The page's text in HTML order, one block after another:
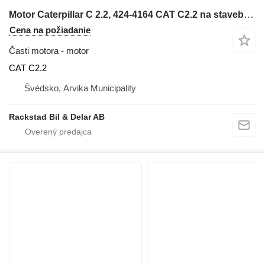
Motor Caterpillar C 2.2, 424-4164 CAT C2.2 na stavebného stroja
Cena na požiadanie
Časti motora - motor
CAT C2.2
Švédsko, Arvika Municipality
Rackstad Bil & Delar AB